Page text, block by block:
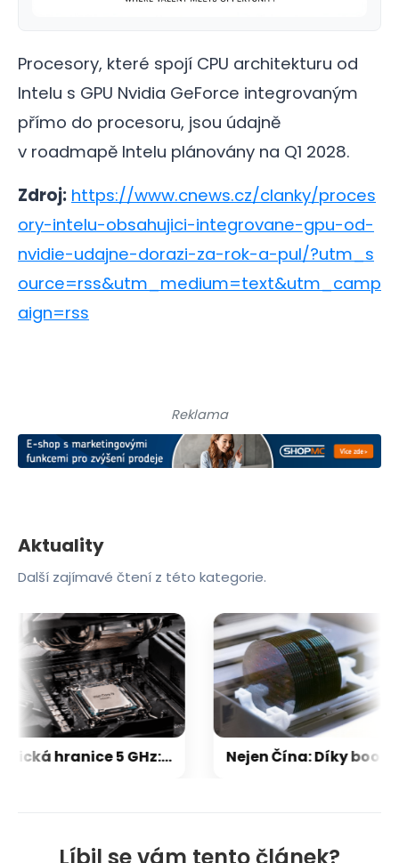
Procesory, které spojí CPU architekturu od
Intelu s GPU Nvidia GeForce integrovaným
přímo do procesoru, jsou údajně
v roadmapě Intelu plánovány na Q1 2028.
Zdroj: https://www.cnews.cz/clanky/proces
ory-intelu-obsahujici-integrovane-gpu-od-
nvidie-udajne-dorazi-za-rok-a-pul/?utm_s
ource=rss&utm_medium=text&utm_camp
aign=rss
Líbil se vám tento článek?
Reklama
Aktuality
Další zajímavé čtení z této kategorie.
Magická hranice 5 GHz: Proč už frekvence procesorů dávno neroste do nebes? Důvod vás možná překvapí